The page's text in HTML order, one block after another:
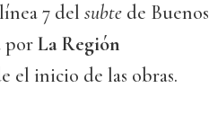
7 del subte de Buenos
porLa Región
el inicio de las obras.